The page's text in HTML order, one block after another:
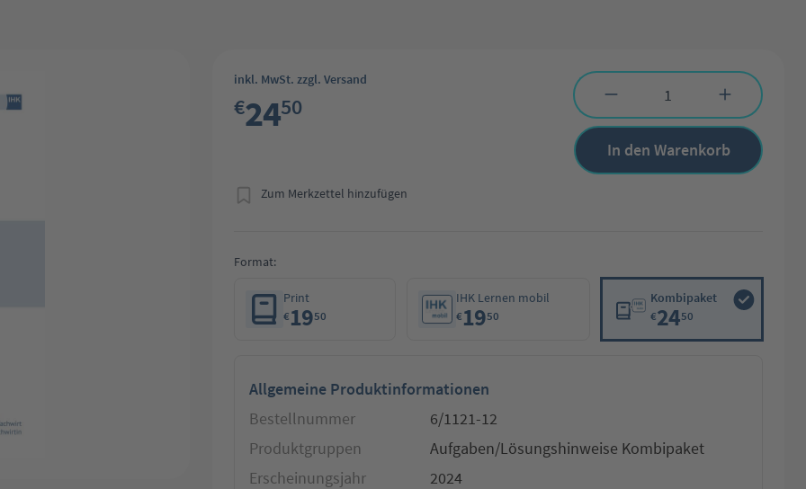
inkl. MwSt. zzgl. Versand
€2450
Produkt Anzahl: Gib den gewünschten
In den Warenkorb
Zum Merkzettel hinzufügen
Format:
Print
€1950
IHK Lernen mobil
€1950
Kombipaket
€2450
Allgemeine Produktinformationen
Bestellnummer
6/1121-12
Produktgruppen
Aufgaben/Lösungshinweise Kombipaket
Erscheinungsjahr
2024